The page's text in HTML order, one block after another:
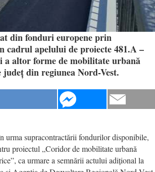
din fonduri europene prin
cadrul apelului de proiecte 481.A –
altor forme de mobilitate urbană
din regiunea Nord-Vest.
urma supracontractării fondurilor disponibile,
proiectul „Coridor de mobilitate urbană
ca urmare a semnării actului adițional la